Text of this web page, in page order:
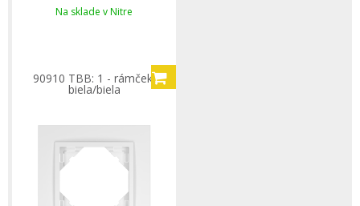
Na sklade v Nitre
90910 TBB: 1 - rámček,
biela/biela